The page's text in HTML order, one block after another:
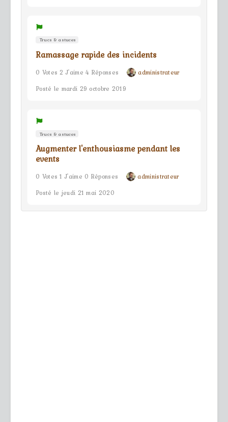
Trucs & astuces
Ramassage rapide des incidents
0 Votes 2 J'aime 4 Réponses
administrateur
Posté le mardi 29 octobre 2019
Trucs & astuces
Augmenter l'enthousiasme pendant les
events
0 Votes 1 J'aime 0 Réponses
administrateur
Posté le jeudi 21 mai 2020